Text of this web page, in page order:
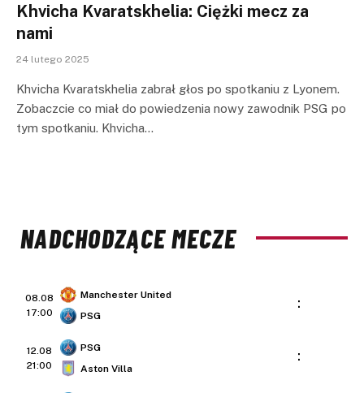
Khvicha Kvaratskhelia: Ciężki mecz za
nami
24 lutego 2025
Khvicha Kvaratskhelia zabrał głos po spotkaniu z Lyonem.
Zobaczcie co miał do powiedzenia nowy zawodnik PSG po
tym spotkaniu. Khvicha…
NADCHODZĄCE MECZE
08.08
17:00
Manchester United
PSG
:
12.08
21:00
PSG
Aston Villa
: